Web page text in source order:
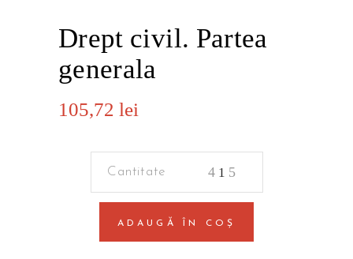
Drept civil. Partea
generala
105,72 lei
Partea
generala
ADAUGĂ ÎN COȘ